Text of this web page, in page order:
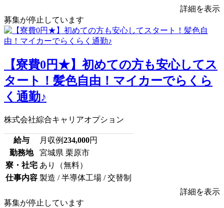
詳細を表示
募集が停止しています
【寮費0円★】初めての方も安心してス
タート！髪色自由！マイカーでらくら
く通勤♪
株式会社綜合キャリアオプション
給与 月収例234,000円
勤務地
宮城県 栗原市
寮・社宅 あり（無料）
仕事内容 製造 / 半導体工場 / 交替制
詳細を表示
募集が停止しています